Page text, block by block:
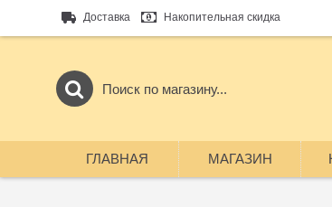
Доставка Накопительная скидка
ГЛАВНАЯ МАГАЗИН